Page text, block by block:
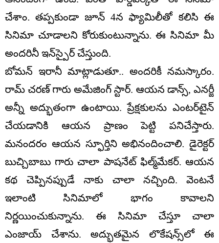
చేశాం. తప్పకుండా జూన్ 4న ఫ్యామిలీతో కలిసి ఈ
సినిమా చూడాలని కోరుకుంటున్నాను. ఈ సినిమా మీ
అందరినీ ఇన్‌స్పైర్ చేస్తుంది.
బోమన్ ఇరానీ మాట్లాడుతూ.. అందరికీ నమస్కారం.
రామ్ చరణ్ గారు అమేజింగ్ స్టార్. ఆయన డాన్స్, ఎనర్జీ
అన్నీ అద్భుతంగా ఉంటాయి. ప్రేక్షకులను ఎంటర్‌టైన్
చేయడానికి ఆయన ప్రాణం పెట్టి పనిచేస్తారు.
మనందరం ఆయన స్ఫూర్తిని అభినందించాలి. డైరెక్టర్
బుచ్చిబాబు గారు చాలా పాషనేట్ ఫిల్మ్‌మేకర్. ఆయన
కథ చెప్పినప్పుడే నాకు చాలా నచ్చింది. వెంటనే
ఇలాంటి సినిమాలో భాగం కావాలని
నిర్ణయించుకున్నాను. ఈ సినిమా చేస్తూ చాలా
ఎంజాయ్ చేశాను. అద్భుతమైన లొకేషన్స్‌లో ఈ